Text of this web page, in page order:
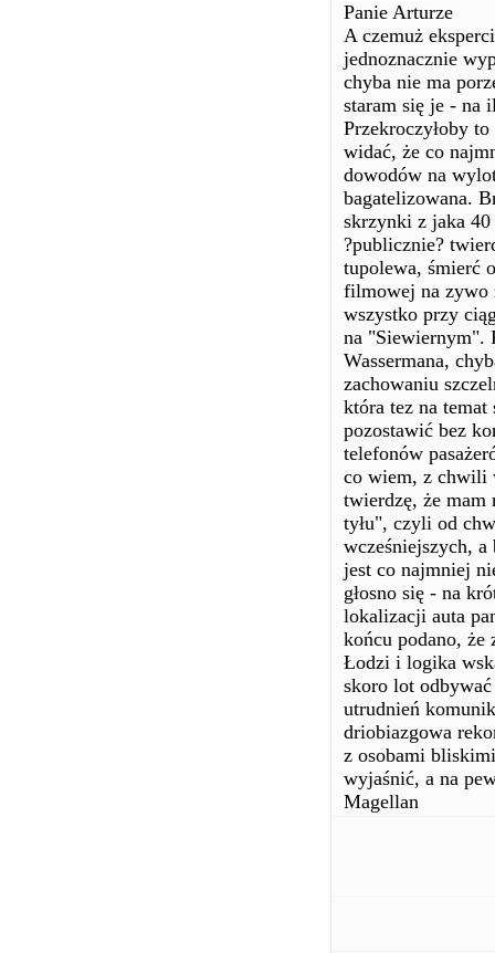
Panie Arturze
A czemuż
jednoznacznie
chyba nie ma
staram się je - na
Przekroczyłoby
widać, że co
dowodów na
bagatelizowana.
skrzynki z jaka
?publicznie?
tupolewa, śmierć
filmowej na zywo
wszystko przy
na "Siewiernym".
Wassermana,
zachowaniu
która tez na temat
pozostawić bez
telefonów
co wiem, z chwili
twierdzę, że mam
tyłu", czyli od
wcześniejszych,
jest co najmniej
głosno się - na
lokalizacji auta
końcu podano, że
Łodzi i logika
skoro lot odbywać
utrudnień
driobiazgowa
z osobami
wyjaśnić, a na
Magellan